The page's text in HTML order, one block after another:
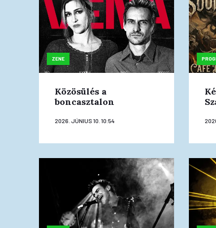
ZENE
Közösülés a
boncasztalon
2026. JÚNIUS 10. 10:54